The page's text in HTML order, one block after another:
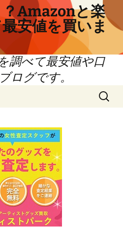
Amazonと楽
安値を買いま
調べて最安値や口
ログです。
検
索: